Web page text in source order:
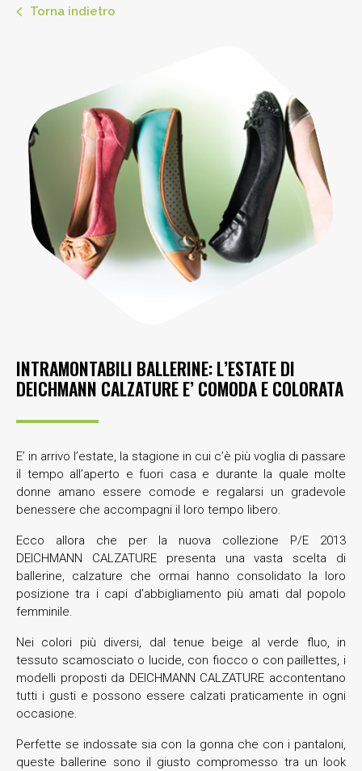
Torna indietro
INTRAMONTABILI BALLERINE: L’ESTATE DI
DEICHMANN CALZATURE E’ COMODA E COLORATA
E’ in arrivo l’estate, la stagione in cui c’è più voglia di passare
il tempo all’aperto e fuori casa e durante la quale molte
donne amano essere comode e regalarsi un gradevole
benessere che accompagni il loro tempo libero.
Ecco allora che per la nuova collezione P/E 2013
DEICHMANN CALZATURE presenta una vasta scelta di
ballerine, calzature che ormai hanno consolidato la loro
posizione tra i capi d’abbigliamento più amati dal popolo
femminile.
Nei colori più diversi, dal tenue beige al verde fluo, in
tessuto scamosciato o lucide, con fiocco o con paillettes, i
modelli proposti da DEICHMANN CALZATURE accontentano
tutti i gusti e possono essere calzati praticamente in ogni
occasione.
Perfette se indossate sia con la gonna che con i pantaloni,
queste ballerine sono il giusto compromesso tra un look